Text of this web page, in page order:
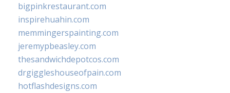
bigpinkrestaurant.com
inspirehuahin.com
memmingerspainting.com
jeremypbeasley.com
thesandwichdepotcos.com
drgiggleshouseofpain.com
hotflashdesigns.com